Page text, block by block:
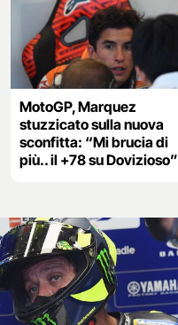
MotoGP, Marquez
stuzzicato sulla nuova
sconfitta: “Mi brucia di
più.. il +78 su Dovizioso”